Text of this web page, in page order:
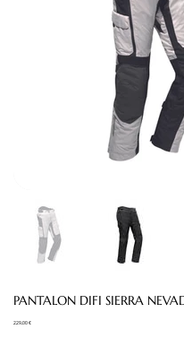
PANTALON DIFI SIERRA
Prix
229,00 €